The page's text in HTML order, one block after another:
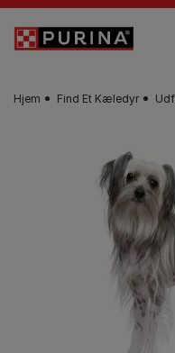
Gå til hovedindhold
Hjem Find Et Kæledyr